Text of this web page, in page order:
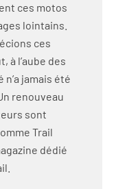
ces motos
lointains.
ces
à l’aube des
jamais été
renouveau
sont
Trail
dédié